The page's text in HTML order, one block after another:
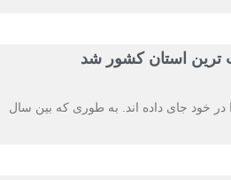
ترین استان کشور شد
خود جای داده اند. به طوری که بین سال